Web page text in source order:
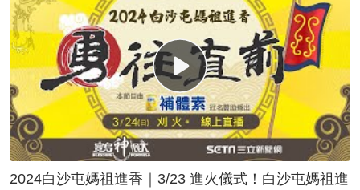
2024白沙屯媽祖進香｜3/23 進火儀式！白沙屯媽祖進